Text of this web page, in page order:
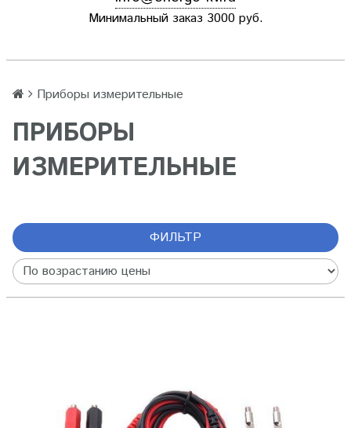
Минимальный заказ 3000 руб.
Приборы измерительные
ПРИБОРЫ
ИЗМЕРИТЕЛЬНЫЕ
ФИЛЬТР